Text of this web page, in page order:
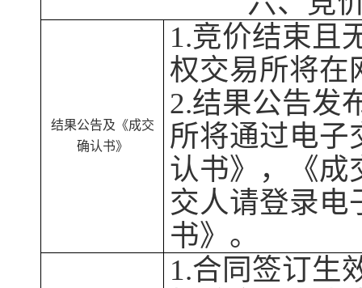
结果公告及 《成交
确认书》
1.竞价结束且
权交易所将在
2.结果公告发
所将通过电子
认书》
，
《
交人请登录电
书》 。
1.合同签订生